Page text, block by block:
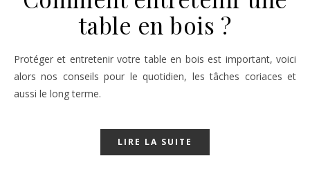
table en bois ?
Protéger et entretenir votre table en bois est important, voici
alors nos conseils pour le quotidien, les tâches coriaces et
aussi le long terme.
LIRE LA SUITE